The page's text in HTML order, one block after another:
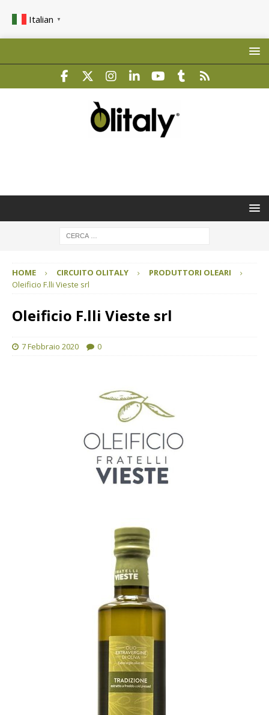
Italian ▼
HOME CIRCUITO OLITALY
PRODUTTORI OLEARI
Oleificio F.lli Vieste srl
Oleificio F.lli Vieste srl
7 Febbraio 2020 0